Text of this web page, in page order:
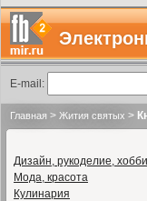
E-mail:
Главная > Жития святых >
Дизайн, рукоделие, хобби
Мода, красота
Кулинария